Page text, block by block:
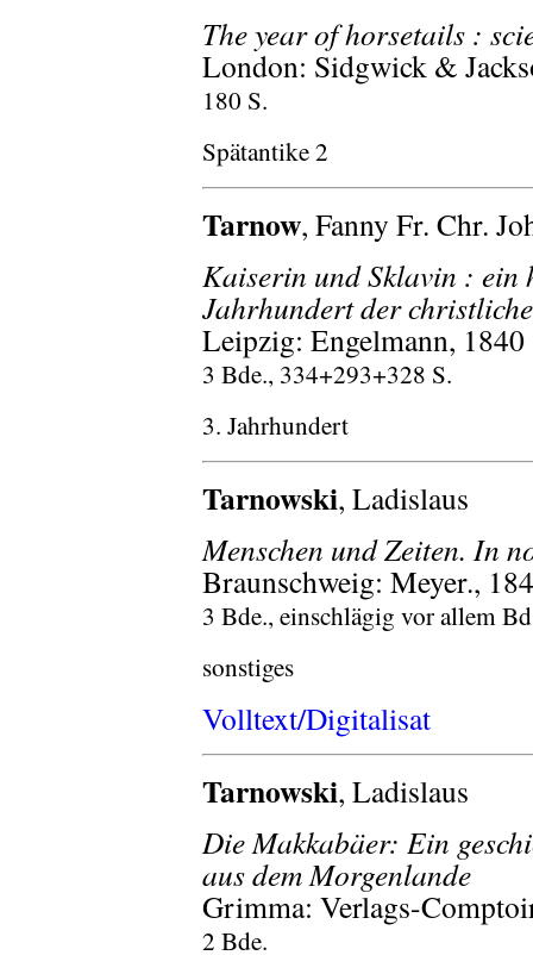
The year of horsetails :
London: Sidgwick &
180 S.
Spätantike 2
Tarnow, Fanny Fr. Chr.
Kaiserin und Sklavin : ein
Jahrhundert der
Leipzig: Engelmann, 1840
3 Bde., 334+293+328 S.
3. Jahrhundert
Tarnowski, Ladislaus
Menschen und Zeiten. In
Braunschweig: Meyer.,
3 Bde., einschlägig vor allem
sonstiges
Volltext/Digitalisat
Tarnowski, Ladislaus
Die Makkabäer: Ein
aus dem Morgenlande
Grimma: Verlags-
2 Bde.